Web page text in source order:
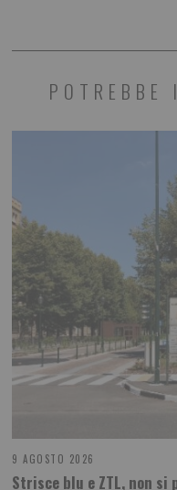
9 AGOSTO 2026
Strisce blu e ZTL, non si